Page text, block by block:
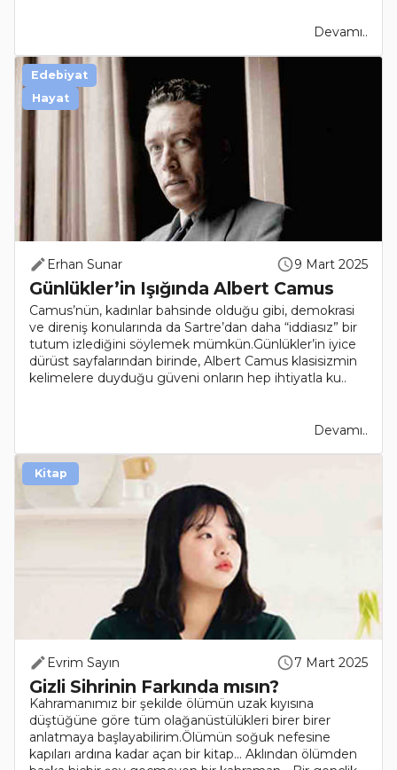
Devamı..
Erhan Sunar 9 Mart 2025
Günlükler’in Işığında Albert Camus
Camus’nün, kadınlar bahsinde olduğu gibi, demokrasi
ve direniş konularında da Sartre’dan daha “iddiasız” bir
tutum izlediğini söylemek mümkün.Günlükler’in iyice
dürüst sayfalarından birinde, Albert Camus klasisizmin
kelimelere duyduğu güveni onların hep ihtiyatla ku..
Devamı..
Edebiyat
Hayat
Evrim Sayın 7 Mart 2025
Gizli Sihrinin Farkında mısın?
Kahramanımız bir şekilde ölümün uzak kıyısına
düştüğüne göre tüm olağanüstülükleri birer birer
anlatmaya başlayabilirim.Ölümün soğuk nefesine
kapıları ardına kadar açan bir kitap... Aklından ölümden
Kitap